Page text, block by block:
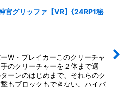
官グリッファ【VR】{24RP1秘
W・ブレイカーこのクリーチャ
のクリーチャーを２体まで選
ーンのはじめまで、それらのク
もブロックもできない。ハイパ